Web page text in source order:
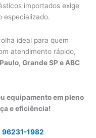
importados exige
especializado.
ideal para quem
atendimento rápido,
Grande SP e ABC
equipamento em pleno
e eficiência!
96231-1982